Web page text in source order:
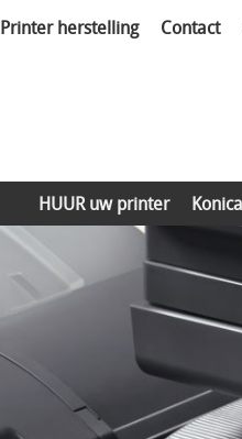
Printer herstelling Contact
HUUR uw printer